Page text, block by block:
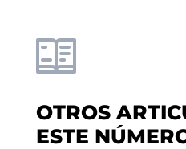
OTROS
ESTE